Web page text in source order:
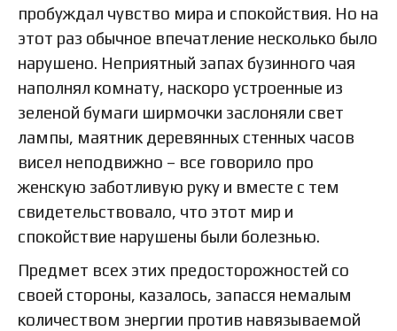
пробуждал чувство мира и спокойствия. Но на
этот раз обычное впечатление несколько было
нарушено. Неприятный запах бузинного чая
наполнял комнату, наскоро устроенные из
зеленой бумаги ширмочки заслоняли свет
лампы, маятник деревянных стенных часов
висел неподвижно – все говорило про
женскую заботливую руку и вместе с тем
свидетельствовало, что этот мир и
спокойствие нарушены были болезнью.
Предмет всех этих предосторожностей со
своей стороны, казалось, запасся немалым
количеством энергии против навязываемой